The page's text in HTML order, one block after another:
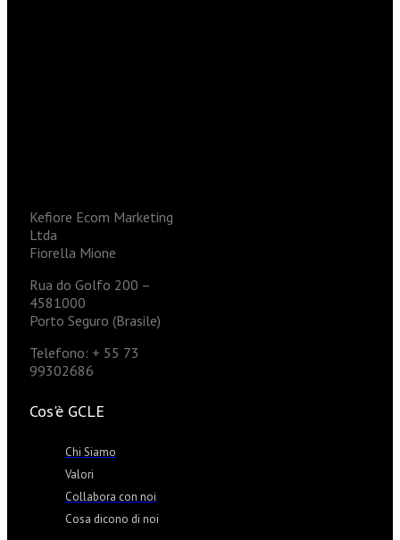
Kefiore Ecom Marketing
Ltda
Fiorella Mione
Rua do Golfo 200 –
4581000
Porto Seguro (Brasile)
Telefono: + 55 73
99302686
Cos'è GCLE
Chi Siamo
Valori
Collabora con noi
Cosa dicono di noi